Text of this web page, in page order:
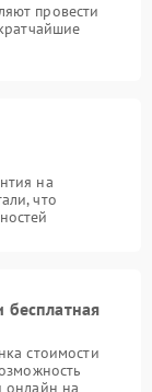
провести
на
что
бесплатная
стоимости
онлайн на